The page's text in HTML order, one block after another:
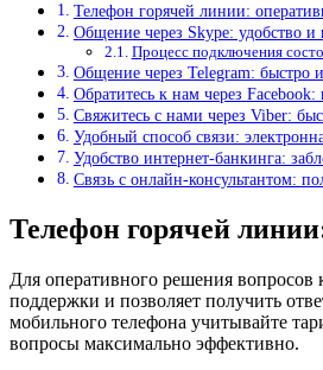
Телефон горячей линии:
Общение через Skype: удобство и
Процесс подключения
Общение через Telegram: быстро
Обратитесь к нам через
Свяжитесь с нами через Viber:
Удобный способ связи:
Удобство интернет-банкинга:
Связь с онлайн-консультантом:
Телефон горячей
Для оперативного решения
поддержки и позволяет получить
мобильного телефона учитывайте
вопросы максимально эффективно.